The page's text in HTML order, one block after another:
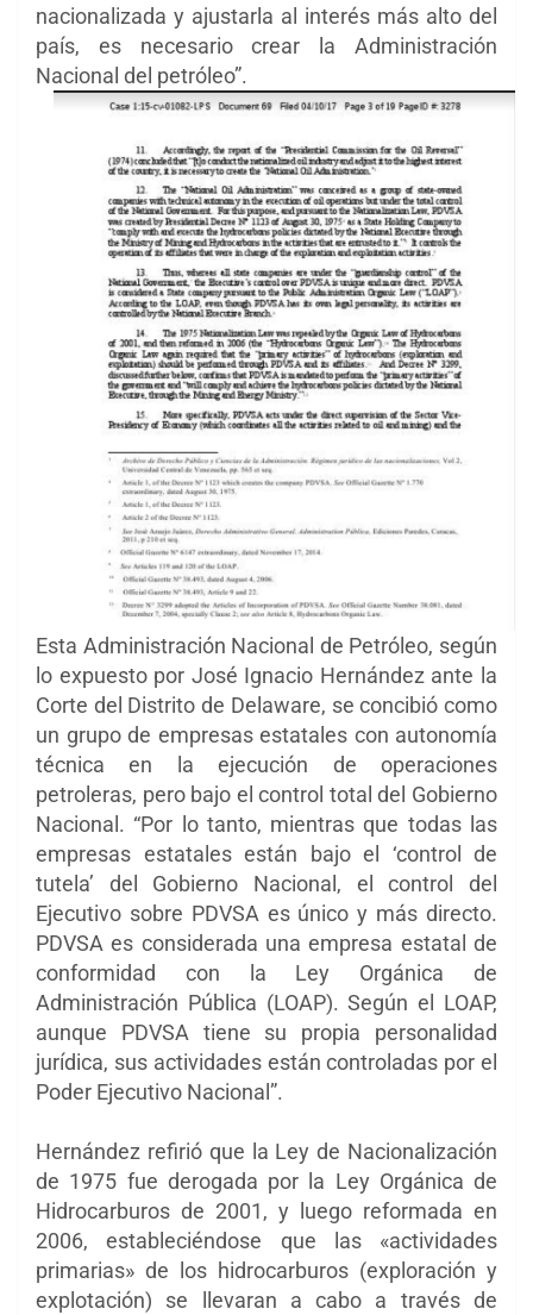
nacionalizada y ajustarla al interés más alto del
país, es necesario crear la Administración
Nacional del petróleo”.
Esta Administración Nacional de Petróleo, según
lo expuesto por José Ignacio Hernández ante la
Corte del Distrito de Delaware, se concibió como
un grupo de empresas estatales con autonomía
técnica en la ejecución de operaciones
petroleras, pero bajo el control total del Gobierno
Nacional. “Por lo tanto, mientras que todas las
empresas estatales están bajo el ‘control de
tutela’ del Gobierno Nacional, el control del
Ejecutivo sobre PDVSA es único y más directo.
PDVSA es considerada una empresa estatal de
conformidad con la Ley Orgánica de
Administración Pública (LOAP). Según el LOAP,
aunque PDVSA tiene su propia personalidad
jurídica, sus actividades están controladas por el
Poder Ejecutivo Nacional”.
Hernández refirió que la Ley de Nacionalización
de 1975 fue derogada por la Ley Orgánica de
Hidrocarburos de 2001, y luego reformada en
2006, estableciéndose que las «actividades
primarias» de los hidrocarburos (exploración y
explotación) se llevaran a cabo a través de